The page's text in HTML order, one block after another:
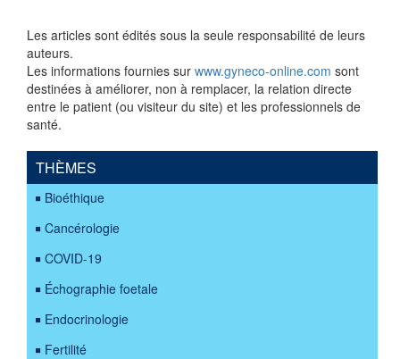
Les articles sont édités sous la seule responsabilité de leurs
auteurs.
Les informations fournies sur www.gyneco-online.com sont
destinées à améliorer, non à remplacer, la relation directe
entre le patient (ou visiteur du site) et les professionnels de
santé.
THÈMES
Bioéthique
Cancérologie
COVID-19
Échographie foetale
Endocrinologie
Fertilité